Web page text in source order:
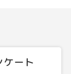
ート